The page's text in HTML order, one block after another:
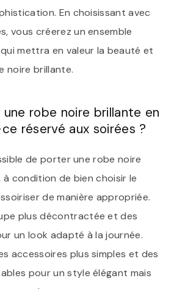
En choisissant avec
vous créerez un ensemble
mettra en valeur la beauté et
noire brillante.
robe noire brillante en
réservé aux soirées ?
de porter une robe noire
condition de bien choisir le
de manière appropriée.
plus décontractée et des
un look adapté à la journée.
accessoires plus simples et des
pour un style élégant mais